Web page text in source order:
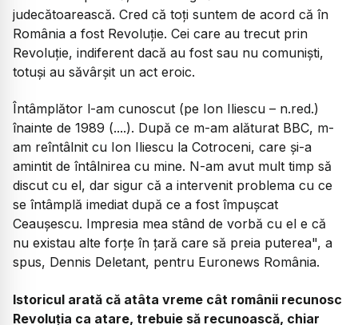
judecătoarească. Cred că toți suntem de acord că în
România a fost Revoluție. Cei care au trecut prin
Revoluție, indiferent dacă au fost sau nu comuniști,
totuși au săvârșit un act eroic.
Întâmplător l-am cunoscut (pe Ion Iliescu – n.red.)
înainte de 1989 (....). După ce m-am alăturat BBC, m-
am reîntâlnit cu Ion Iliescu la Cotroceni, care și-a
amintit de întâlnirea cu mine. N-am avut mult timp să
discut cu el, dar sigur că a intervenit problema cu ce
se întâmplă imediat după ce a fost împușcat
Ceaușescu. Impresia mea stând de vorbă cu el e că
nu existau alte forțe în țară care să preia puterea", a
spus, Dennis Deletant, pentru Euronews România.
Istoricul arată că atâta vreme cât românii recunosc
Revoluția ca atare, trebuie să recunoască, chiar